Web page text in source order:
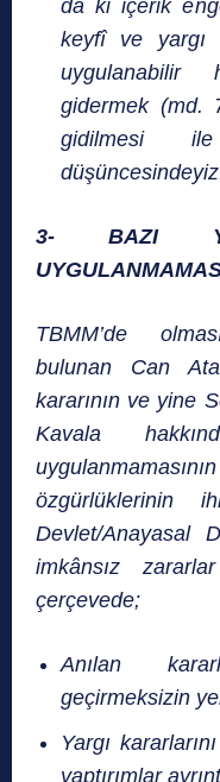
da ki içerik
keyfî ve yargı
uygulanabilir
gidermek (md.
gidilmesi ile
3- BAZI
TBMM’de
bulunan Can
kararının ve yine
Kavala
özgürlüklerinin
Devlet/Anayasal
imkânsız
çerçevede;
Anılan
geçirmeksizin
Yargı
yaptırımlar